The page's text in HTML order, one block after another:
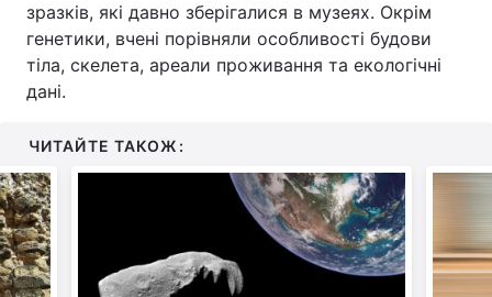
зразків, які давно зберігалися в музеях. Окрім
генетики, вчені порівняли особливості будови
тіла, скелета, ареали проживання та екологічні
дані.
ЧИТАЙТЕ ТАКОЖ: